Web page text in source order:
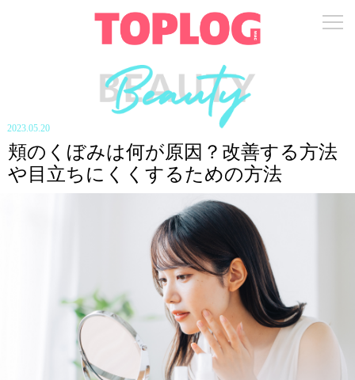
2023.05.20
頬のくぼみは何が原因？改善する方法
や目立ちにくくするための方法